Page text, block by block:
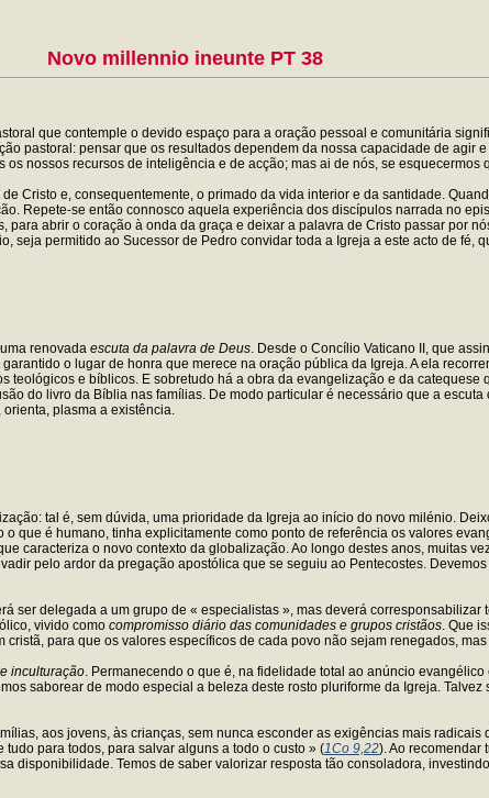
Novo millennio ineunte PT 38
que contemple o devido espaço para a oração pessoal e comunitária
pastoral: pensar que os resultados dependem da nossa capacidade de agir
nossos recursos de inteligência e de acção; mas ai de nós, se esquecermos
Cristo e, consequentemente, o primado da vida interior e da santidade.
Repete-se então connosco aquela experiência dos discípulos narrada no
para abrir o coração à onda da graça e deixar a palavra de Cristo passar por
seja permitido ao Sucessor de Pedro convidar toda a Igreja a este acto de fé,
renovada escuta da palavra de Deus . Desde o Concílio Vaticano II, que
o lugar de honra que merece na oração pública da Igreja. A ela
e bíblicos. E sobretudo há a obra da evangelização e da
do livro da Bíblia nas famílias. De modo particular é necessário que a
plasma a existência.
tal é, sem dúvida, uma prioridade da Igreja ao início do novo milénio.
que é humano, tinha explicitamente como ponto de referência os valores
caracteriza o novo contexto da globalização. Ao longo destes anos, muitas
pelo ardor da pregação apostólica que se seguiu ao Pentecostes.
ser delegada a um grupo de « especialistas », mas deverá
vivido como compromisso diário das comunidades e grupos cristãos . Que
para que os valores específicos de cada povo não sejam renegados,
inculturação . Permanecendo o que é, na fidelidade total ao anúncio
saborear de modo especial a beleza deste rosto pluriforme da Igreja.
aos jovens, às crianças, sem nunca esconder as exigências mais
para todos, para salvar alguns a todo o custo » (1Co 9,22). Ao recomendar
disponibilidade. Temos de saber valorizar resposta tão consoladora,